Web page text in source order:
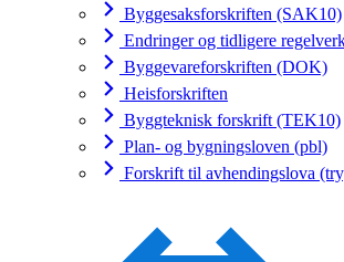
Byggesaksforskriften (SAK10)
Endringer og tidligere
Byggevareforskriften (DOK)
Heisforskriften
Byggteknisk forskrift (TEK10)
Plan- og bygningsloven (pbl)
Forskrift til avhendingslova